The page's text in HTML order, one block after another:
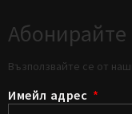
Абонирайте
Възползвайте се от
Имейл адрес